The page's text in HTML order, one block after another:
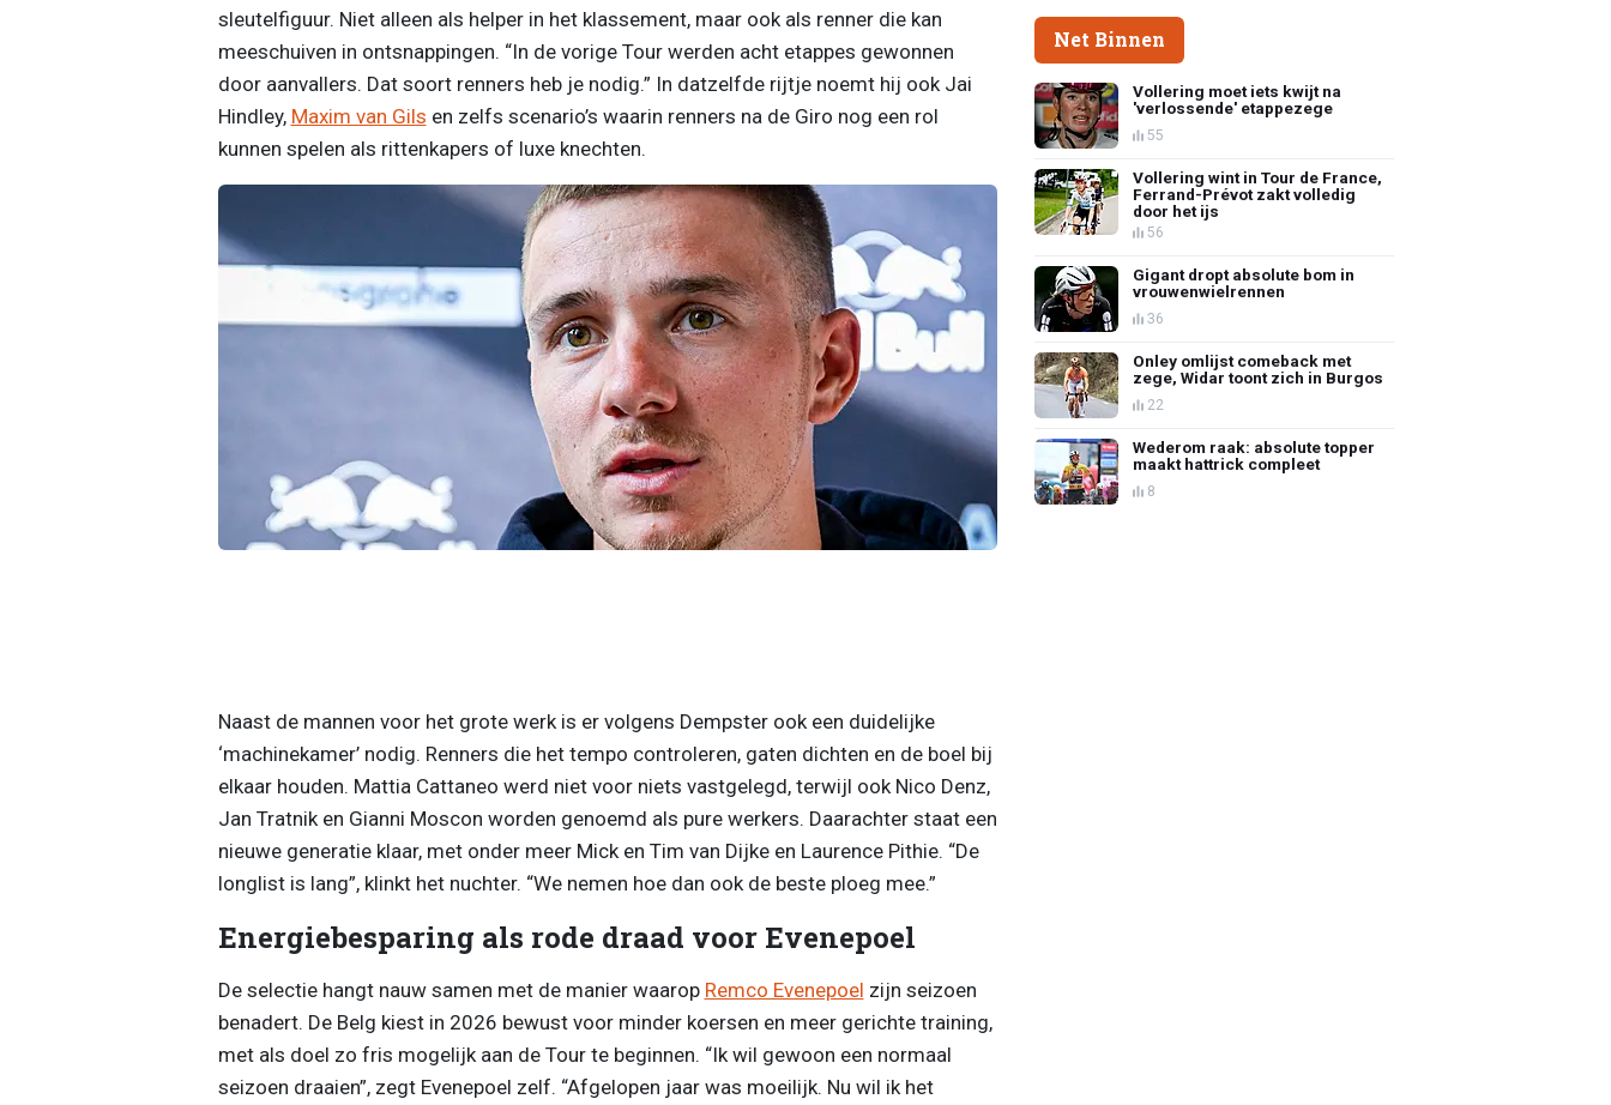
sleutelfiguur. Niet alleen als helper in het klassement, maar ook als renner die kan
meeschuiven in ontsnappingen. “In de vorige Tour werden acht etappes gewonnen
door aanvallers. Dat soort renners heb je nodig.” In datzelfde rijtje noemt hij ook Jai
Hindley, Maxim van Gils en zelfs scenario’s waarin renners na de Giro nog een rol
kunnen spelen als rittenkapers of luxe knechten.
Naast de mannen voor het grote werk is er volgens Dempster ook een duidelijke
‘machinekamer’ nodig. Renners die het tempo controleren, gaten dichten en de boel bij
elkaar houden. Mattia Cattaneo werd niet voor niets vastgelegd, terwijl ook Nico Denz,
Jan Tratnik en Gianni Moscon worden genoemd als pure werkers. Daarachter staat een
nieuwe generatie klaar, met onder meer Mick en Tim van Dijke en Laurence Pithie. “De
longlist is lang”, klinkt het nuchter. “We nemen hoe dan ook de beste ploeg mee.”
Energiebesparing als rode draad voor Evenepoel
De selectie hangt nauw samen met de manier waarop Remco Evenepoel zijn seizoen
benadert. De Belg kiest in 2026 bewust voor minder koersen en meer gerichte training,
met als doel zo fris mogelijk aan de Tour te beginnen. “Ik wil gewoon een normaal
seizoen draaien”, zegt Evenepoel zelf. “Afgelopen jaar was moeilijk. Nu wil ik het
Net Binnen
Vollering moet iets kwijt na
'verlossende' etappezege
55
Vollering wint in Tour de France,
Ferrand-Prévot zakt volledig
door het ijs
56
Gigant dropt absolute bom in
vrouwenwielrennen
36
Onley omlijst comeback met
zege, Widar toont zich in Burgos
22
Wederom raak: absolute topper
maakt hattrick compleet
8